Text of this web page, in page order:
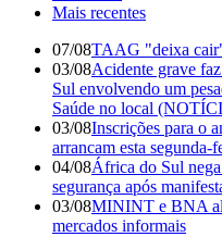
Mais recentes
07/08TAAG "deixa
03/08Acidente grave
Sul envolvendo um
Saúde no local
03/08Inscrições para o
arrancam esta segunda-
04/08África do Sul nega
segurança após
03/08MININT e BNA
mercados informais